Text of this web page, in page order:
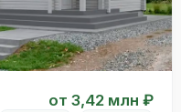
от 3,42 млн ₽